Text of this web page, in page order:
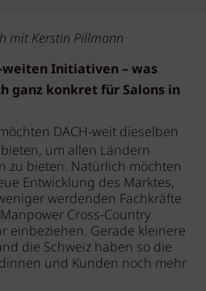
mit Kerstin Pillmann
weiten Initiativen – was
ganz konkret für Salons in
DACH-weit dieselben
um allen Ländern
zu bieten. Natürlich möchten
Entwicklung des Marktes,
werdenden Fachkräfte
Cross-Country
einbeziehen. Gerade kleinere
die Schweiz haben so die
und Kunden noch mehr